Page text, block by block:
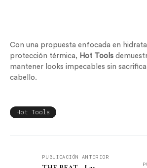
Con una propuesta enfocada en
protección térmica, Hot Tools
mantener looks impecables sin
cabello.
Hot Tools
PUBLICACIÓN ANTERIOR